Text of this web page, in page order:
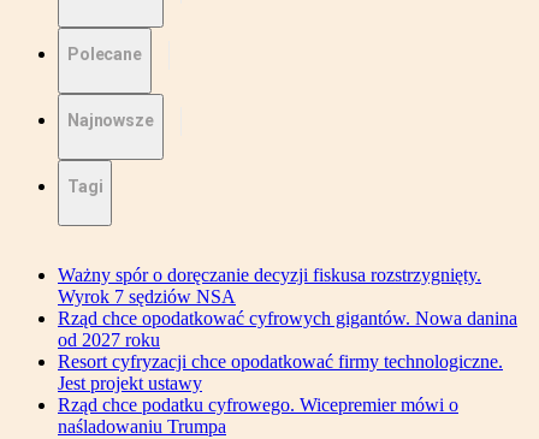
Polecane
Najnowsze
Tagi
Ważny spór o doręczanie decyzji fiskusa rozstrzygnięty.
Wyrok 7 sędziów NSA
Rząd chce opodatkować cyfrowych gigantów. Nowa danina
od 2027 roku
Resort cyfryzacji chce opodatkować firmy technologiczne.
Jest projekt ustawy
Rząd chce podatku cyfrowego. Wicepremier mówi o
naśladowaniu Trumpa